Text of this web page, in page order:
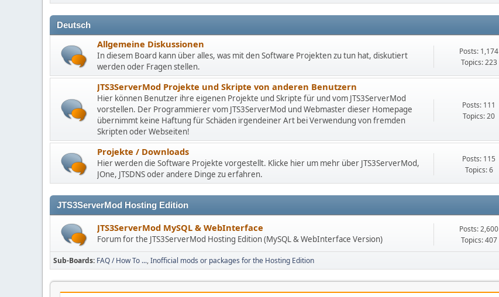
Deutsch
Allgemeine Diskussionen
In diesem Board kann über alles, was mit den Software Projekten zu tun hat, diskutiert
werden oder Fragen stellen.
Posts: 1,174
Topics: 223
JTS3ServerMod Projekte und Skripte von anderen Benutzern
Hier können Benutzer ihre eigenen Projekte und Skripte für und vom JTS3ServerMod
vorstellen. Der Programmierer vom JTS3ServerMod und Webmaster dieser Homepage
übernimmt keine Haftung für Schäden irgendeiner Art bei Verwendung von fremden
Skripten oder Webseiten!
Posts: 111
Topics: 20
Projekte / Downloads
Hier werden die Software Projekte vorgestellt. Klicke hier um mehr über JTS3ServerMod,
JOne, JTSDNS oder andere Dinge zu erfahren.
Posts: 115
Topics: 6
JTS3ServerMod Hosting Edition
JTS3ServerMod MySQL & WebInterface
Forum for the JTS3ServerMod Hosting Edition (MySQL & WebInterface Version)
Posts: 2,600
Topics: 407
Sub-Boards FAQ / How To ... Inofficial mods or packages for the Hosting Edition